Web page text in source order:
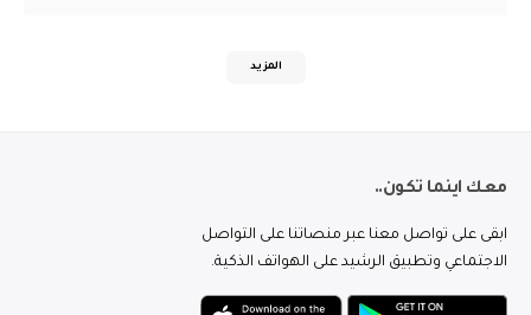
المزيد
معك اينما تكون..
ابقى على تواصل معنا عبر منصاتنا على التواصل
الاجتماعي وتطبيق الرشيد على الهواتف الذكية.